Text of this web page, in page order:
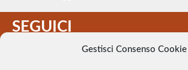
Gestisci Consenso Cookie
SEGUICI